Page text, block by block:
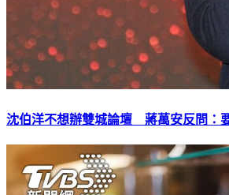
沈伯洋不想辦雙城論壇 蔣萬安反問：